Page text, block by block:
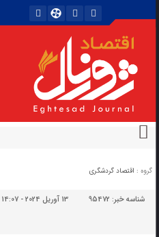
گروه : اقتصاد گردشگری
شناسه خبر:95472 13 آوریل 2024 - 14:07